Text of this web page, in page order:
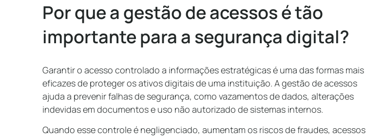
Por que a gestão de acessos é tão
importante para a segurança digital?
Garantir o acesso controlado a informações estratégicas é uma das formas mais
eficazes de proteger os ativos digitais de uma instituição. A gestão de acessos
ajuda a prevenir falhas de segurança, como vazamentos de dados, alterações
indevidas em documentos e uso não autorizado de sistemas internos.
Quando esse controle é negligenciado, aumentam os riscos de fraudes, acessos